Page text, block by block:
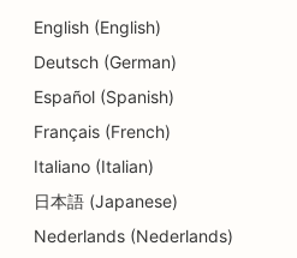
SEO a táncstúdiók számára
SEO az óvodák számára
SEO az
SEO a Delis számára
SEO fogászati klinikák
English (English)
Deutsch (German)
Español (Spanish)
Français (French)
Italiano (Italian)
日本語 (Japanese)
Nederlands (Nederlands)